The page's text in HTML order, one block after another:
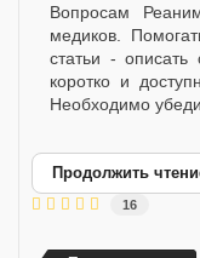
Вопросам
медиков.
статьи - описать
коротко и
Необходимо
Продолжить
16